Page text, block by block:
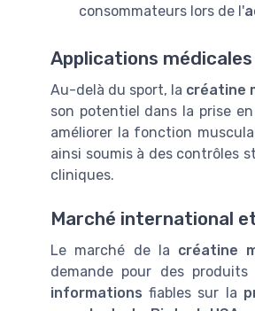
consommateurs lors de l'
Applications
Au-delà du sport, la créatine
son potentiel dans la prise
améliorer la fonction
ainsi soumis à des contrôles
cliniques.
Marché international
Le marché de la créatine
demande pour des
informations fiables sur la